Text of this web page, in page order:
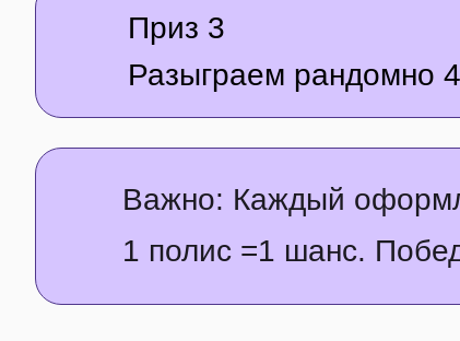
Важно: Каждый
1 полис =1 шанс.
Приз 3
Разыграем рандомно